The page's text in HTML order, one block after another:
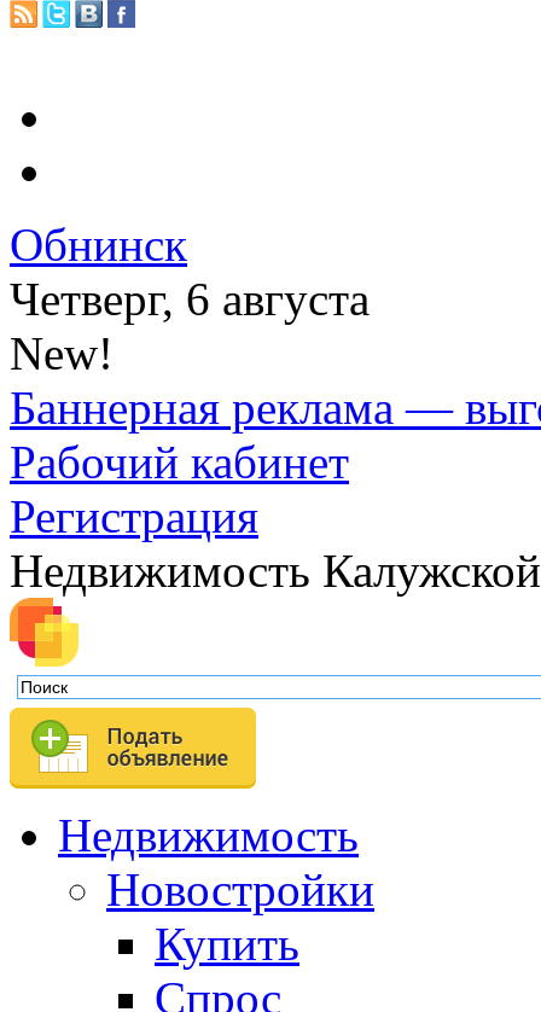
Обнинск
Четверг, 6 августа
New!
Баннерная реклама —
Рабочий кабинет
Регистрация
Недвижимость
Недвижимость
Новостройки
Купить
Спрос